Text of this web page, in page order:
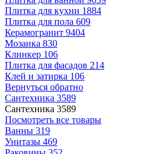
Плитка для кухни 1884
Плитка для пола 609
Керамогранит 9404
Мозаика 830
Клинкер 106
Плитка для фасадов 214
Клей и затирка 106
Вернуться обратно
Сантехника 3589
Сантехника 3589
Посмотреть все товары
Ванны 319
Унитазы 469